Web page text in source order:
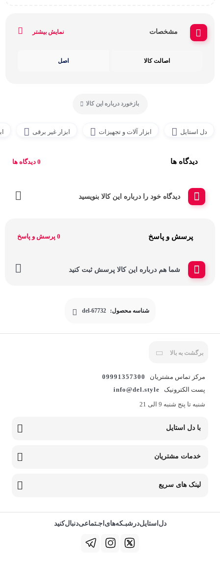
مشخصات نمایش بیشتر
اصالت کالا اصل
بازخورد درباره این کالا
دل استایل ابزار آلات و تجهیزات ابزار غیر برقی
دیدگاه ها 0 دیدگاه ها
دیدگاه خود را درباره این کالا بنویسید
پرسش و پاسخ 0 پرسش و پاسخ
شما هم درباره این کالا پرسش ثبت کنید
شناسه محصول: del-67732
برگشت به بالا
مرکز تماس مشتریان
09991357300
پست الکترونیک
info@del.style
شنبه تا پنج شنبه 9 الی 21
با دل استایل
خدمات مشتریان
لینک های سریع
دل‌استایل‌در‌‌شبـکه‌های‌اجـتماعی‌دنبال‌کنید